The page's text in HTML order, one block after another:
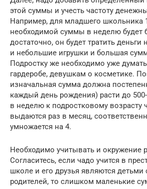
этой суммы и учесть частоту
Например, для младшего школьника
необходимой суммы в неделю будет
достаточно, он будет тратить деньги
и небольшие игрушки и большая
Подростку же необходимо уже
гардеробе, девушкам о косметике.
изначальная сумма должна
каждый день рождения) расти до
в неделю к подростковому возрасту
выдаются раз в месяц,
умножается на 4.
Необходимо учитывать и окружение
Согласитесь, если чадо учится в
школе и его друзья являются детьми
родителей, то слишком маленькие